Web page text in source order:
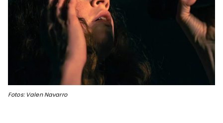
Fotos: Valen Navarro